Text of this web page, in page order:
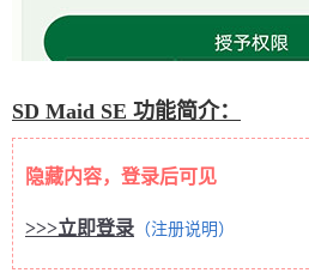
SD Maid SE 功能简介：
隐藏内容，登录后可见
>>>立即登录 （注册说明）